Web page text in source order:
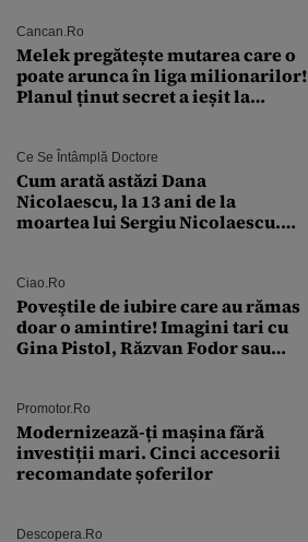
Cancan.ro
Melek pregătește mutarea care o
poate arunca în liga milionarilor!
Planul ținut secret a ieșit la
Ce Se Întâmplă Doctore
Cum arată astăzi Dana
Nicolaescu, la 13 ani de la
moartea lui Sergiu Nicolaescu.
Ciao.ro
Poveştile de iubire care au rămas
doar o amintire! Imagini tari cu
Gina Pistol, Răzvan Fodor sau
Promotor.ro
Modernizează-ți mașina fără
investiții mari. Cinci accesorii
recomandate șoferilor
Descopera.ro